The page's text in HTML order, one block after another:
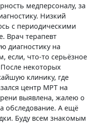
Хочу выразить огромную
на Серебристом бульваре,
малого таза. Диагностика
помогла разобраться
верный диагноз. Мне
контрастом, так как были
но я не капельки не
подтвердился, а
отношение врачей, просто
Руси добрые люди.
Сеть клиник для женщины
Серебристой